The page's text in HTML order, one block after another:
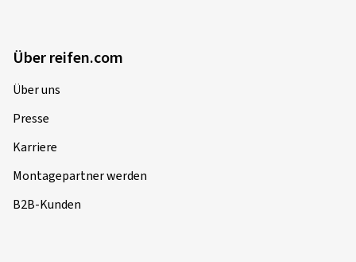
Über reifen.com
Über uns
Presse
Karriere
Montagepartner werden
B2B-Kunden